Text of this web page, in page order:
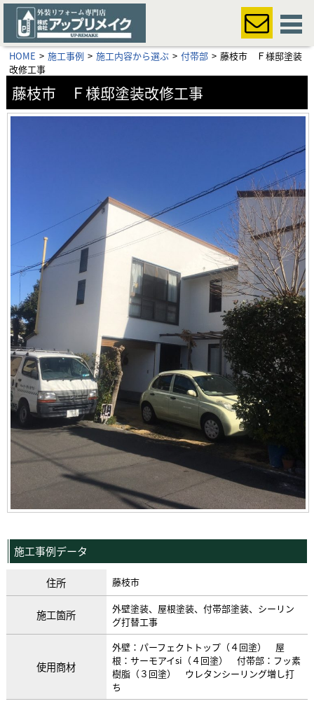
HOME 施工事例 施工内容から選ぶ 付帯部
藤枝市 Ｆ様邸塗装
改修工事
藤枝市 Ｆ様邸塗装改修工事
施工事例データ
住所 藤枝市
施工箇所
外壁塗装、屋根塗装、付帯部塗装、シーリン
グ打替工事
使用商材
外壁：パーフェクトトップ（４回塗） 屋
根：サーモアイsi（４回塗） 付帯部：フッ素
樹脂（３回塗） ウレタンシーリング増し打
ち